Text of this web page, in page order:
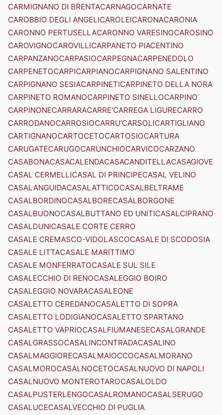
CARMIGNANO DI BRENTACARNAGOCARNATE
CAROBBIO DEGLI ANGELICAROLEICARONACARONIA
CARONNO PERTUSELLACARONNO VARESINOCAROSINO
CAROVIGNOCAROVILLICARPANETO PIACENTINO
CARPANZANOCARPASIOCARPEGNACARPENEDOLO
CARPENETOCARPICARPIANOCARPIGNANO SALENTINO
CARPIGNANO SESIACARPINETICARPINETO DELLA NORA
CARPINETO ROMANOCARPINETO SINELLOCARPINO
CARPINONECARRARACARRE'CARREGA LIGURECARRO
CARRODANOCARROSIOCARRU'CARSOLICARTIGLIANO
CARTIGNANOCARTOCETOCARTOSIOCARTURA
CARUGATECARUGOCARUNCHIOCARVICOCARZANO
CASABONACASACALENDACASACANDITELLACASAGIOVE
CASAL CERMELLICASAL DI PRINCIPECASAL VELINO
CASALANGUIDACASALATTICOCASALBELTRAME
CASALBORDINOCASALBORECASALBORGONE
CASALBUONOCASALBUTTANO ED UNITICASALCIPRANO
CASALDUNICASALE CORTE CERRO
CASALE CREMASCO-VIDOLASCOCASALE DI SCODOSIA
CASALE LITTACASALE MARITTIMO
CASALE MONFERRATOCASALE SUL SILE
CASALECCHIO DI RENOCASALEGGIO BOIRO
CASALEGGIO NOVARACASALEONE
CASALETTO CEREDANOCASALETTO DI SOPRA
CASALETTO LODIGIANOCASALETTO SPARTANO
CASALETTO VAPRIOCASALFIUMANESECASALGRANDE
CASALGRASSOCASALINCONTRADACASALINO
CASALMAGGIORECASALMAIOCCOCASALMORANO
CASALMOROCASALNOCETOCASALNUOVO DI NAPOLI
CASALNUOVO MONTEROTAROCASALOLDO
CASALPUSTERLENGOCASALROMANOCASALSERUGO
CASALUCECASALVECCHIO DI PUGLIA